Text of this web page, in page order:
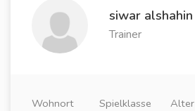
siwar alshahin
Trainer
Wohnort
Spielklasse
Alter